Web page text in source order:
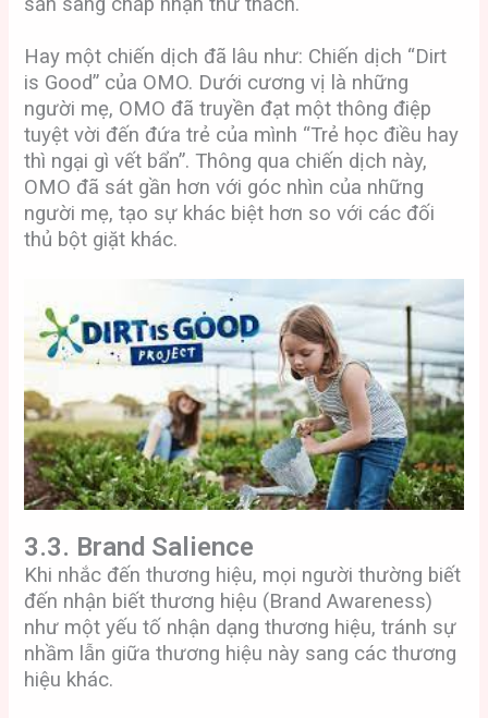
Hay một chiến dịch đã lâu như: Chiến dịch “Dirt
is Good” của OMO. Dưới cương vị là những
người mẹ, OMO đã truyền đạt một thông điệp
tuyệt vời đến đứa trẻ của mình “Trẻ học điều hay
thì ngại gì vết bẩn”. Thông qua chiến dịch này,
OMO đã sát gần hơn với góc nhìn của những
người mẹ, tạo sự khác biệt hơn so với các đối
thủ bột giặt khác.
3.3. Brand Salience
Khi nhắc đến thương hiệu, mọi người thường biết
đến nhận biết thương hiệu (Brand Awareness)
như một yếu tố nhận dạng thương hiệu, tránh sự
nhầm lẫn giữa thương hiệu này sang các thương
hiệu khác.